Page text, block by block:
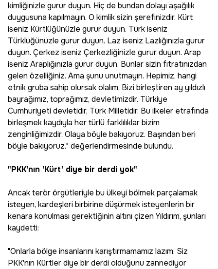
kimliğinizle gurur duyun. Hiç de bundan dolayı aşağılık
duygusuna kapılmayın. O kimlik sizin şerefinizdir. Kürt
iseniz Kürtlüğünüzle gurur duyun. Türk iseniz
Türklüğünüzle gurur duyun. Laz iseniz Lazlığınızla gurur
duyun. Çerkez iseniz Çerkezliğinizle gurur duyun. Arap
iseniz Araplığınızla gurur duyun. Bunlar sizin fıtratınızdan
gelen özelliğiniz. Ama şunu unutmayın. Hepimiz, hangi
etnik gruba sahip olursak olalım. Bizi birleştiren ay yıldızlı
bayrağımız, toprağımız, devletimizdir. Türkiye
Cumhuriyeti devletidir, Türk Milletidir. Bu ilkeler etrafında
birleşmek kaydıyla her türlü farklılıklar bizim
zenginliğimizdir. Olaya böyle bakıyoruz. Başından beri
böyle bakıyoruz." değerlendirmesinde bulundu.
"PKK'nın 'Kürt' diye bir derdi yok"
Ancak terör örgütleriyle bu ülkeyi bölmek parçalamak
isteyen, kardeşleri birbirine düşürmek isteyenlerin bir
kenara konulması gerektiğinin altını çizen Yıldırım, şunları
kaydetti:
"Onlarla bölge insanlarını karıştırmamamız lazım. Siz
PKK'nın Kürtler diye bir derdi olduğunu zannediyor